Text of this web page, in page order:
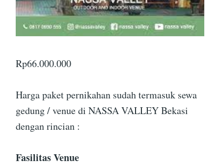
Rp66.000.000
Harga paket pernikahan sudah termasuk sewa
gedung / venue di NASSA VALLEY Bekasi
dengan rincian :
Fasilitas Venue